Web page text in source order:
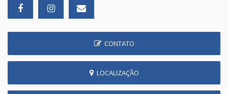
CONTATO
LOCALIZAÇÃO